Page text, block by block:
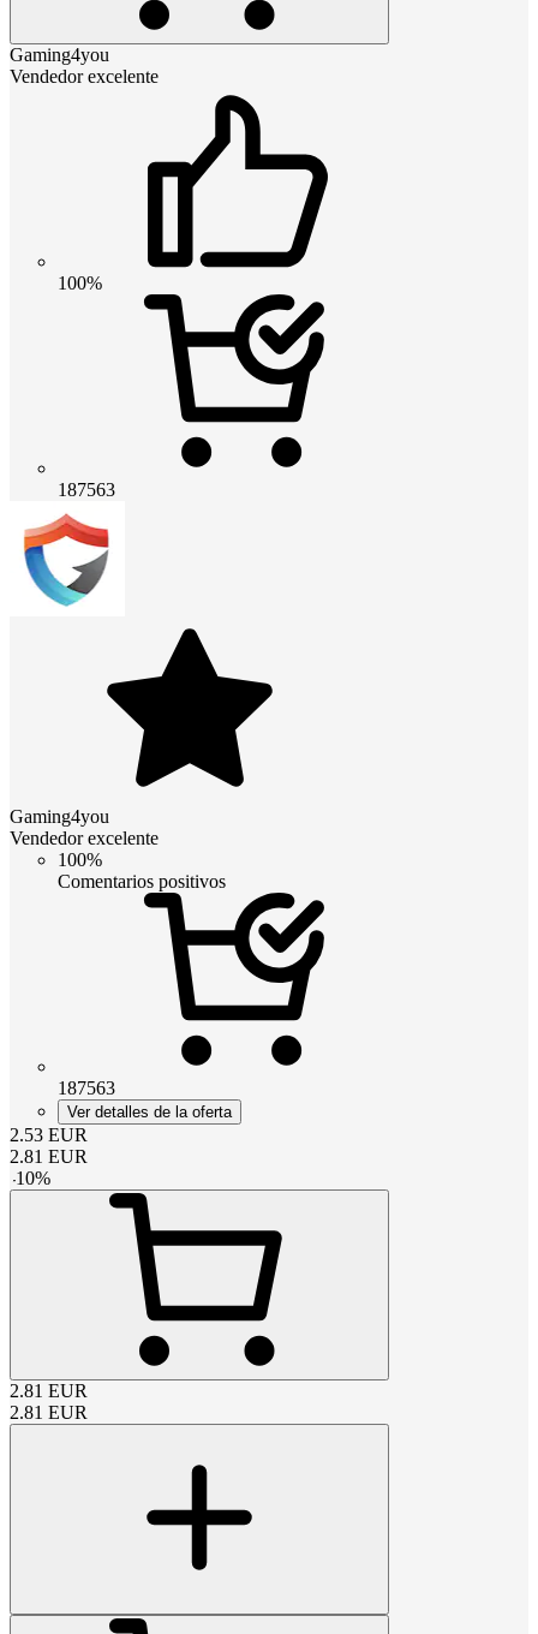
Gaming4you
Vendedor excelente
100%
187563
Gaming4you
Vendedor excelente
100%
Comentarios positivos
187563
Ver detalles de la oferta
2.53 EUR
2.81 EUR
-10%
2.81 EUR
2.81 EUR